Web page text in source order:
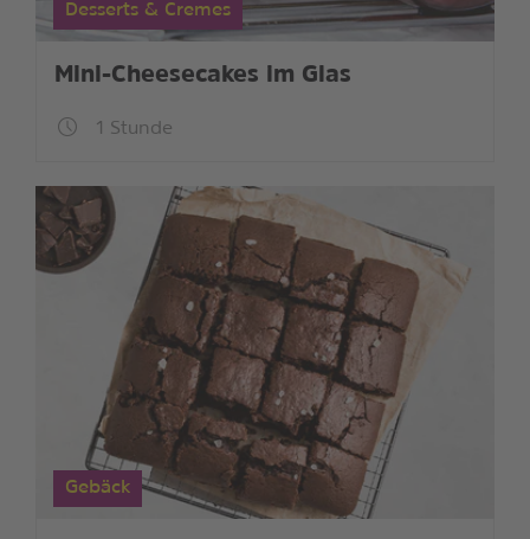
Desserts & Cremes
Mini-Cheesecakes im Glas
1 Stunde
Gebäck